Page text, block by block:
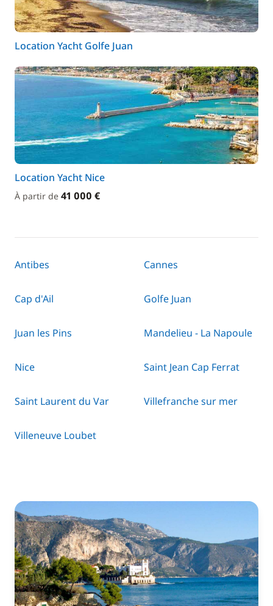
Location Yacht Golfe Juan
Location Yacht Nice
À partir de 41 000 €
Antibes Cannes
Cap d'Ail Golfe Juan
Juan les Pins Mandelieu - La Napoule
Nice Saint Jean Cap Ferrat
Saint Laurent du Var Villefranche sur mer
Villeneuve Loubet